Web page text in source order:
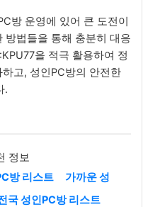
방 운영에 있어 큰 도전이
방법들을 통해 충분히 대응
을 적극 활용하여 정
고, 성인PC방의 안전한
.
정보
방 리스트
가까운 성
국 성인PC방 리스트